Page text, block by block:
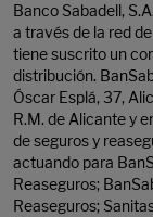
Banco Sabadell,
a través de la red
tiene suscrito un
distribución.
Óscar Esplá, 37,
R.M. de Alicante y
de seguros y
actuando para
Reaseguros;
Reaseguros;